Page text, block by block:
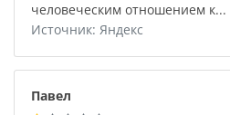
человеческим отношением к...
Источник: Яндекс
Павел